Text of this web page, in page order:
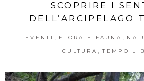
SCOPRIRE I
DELL’ARCIPELAGO
EVENTI FLORA E FAUNA
CULTURA TEMPO